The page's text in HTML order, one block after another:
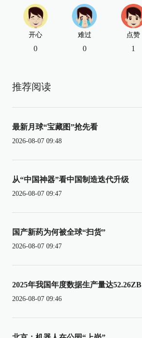
开心
0
难过
0
点赞
1
推荐阅读
最新月球“宝藏图”抢先看
2026-08-07 09:48
从“中国神器”看中国制造迭代升级
2026-08-07 09:47
国产新药为何被全球“扫货”
2026-08-07 09:47
2025年我国年度数据生产量达52.26ZB
2026-08-07 09:46